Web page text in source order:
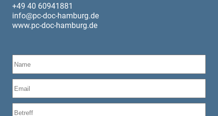
+49 40 60941881
info@pc-doc-hamburg.de
www.pc-doc-hamburg.de